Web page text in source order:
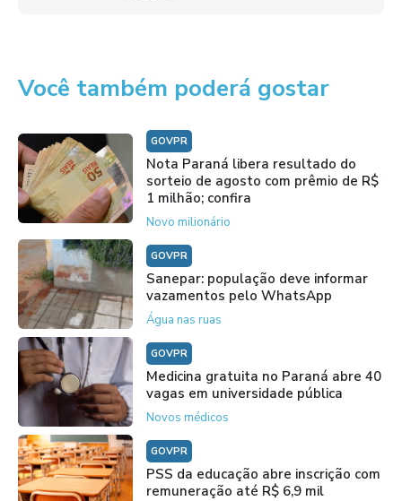
Você também poderá gostar
GOVPR
Nota Paraná libera resultado do
sorteio de agosto com prêmio de R$
1 milhão; confira
Novo milionário
GOVPR
Sanepar: população deve informar
vazamentos pelo WhatsApp
Água nas ruas
GOVPR
Medicina gratuita no Paraná abre 40
vagas em universidade pública
Novos médicos
GOVPR
PSS da educação abre inscrição com
remuneração até R$ 6,9 mil